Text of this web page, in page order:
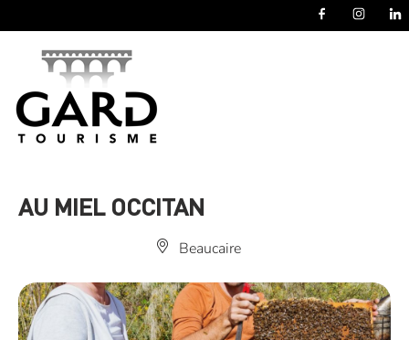
AU MIEL OCCITAN
Beaucaire